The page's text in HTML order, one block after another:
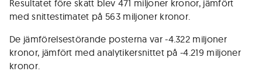
Resultatet före skatt blev 471 miljoner kronor, jämfört
med snittestimatet på 563 miljoner kronor.
De jämförelsestörande posterna var -4.322 miljoner
kronor, jämfört med analytikersnittet på -4.219 miljoner
kronor.